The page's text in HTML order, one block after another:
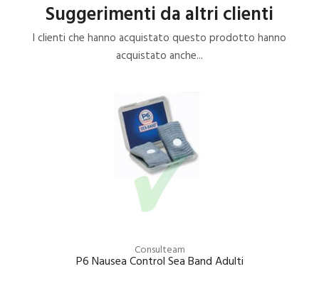
Suggerimenti da altri clienti
I clienti che hanno acquistato questo prodotto hanno
acquistato anche...
Consulteam
P6 Nausea Control Sea Band Adulti